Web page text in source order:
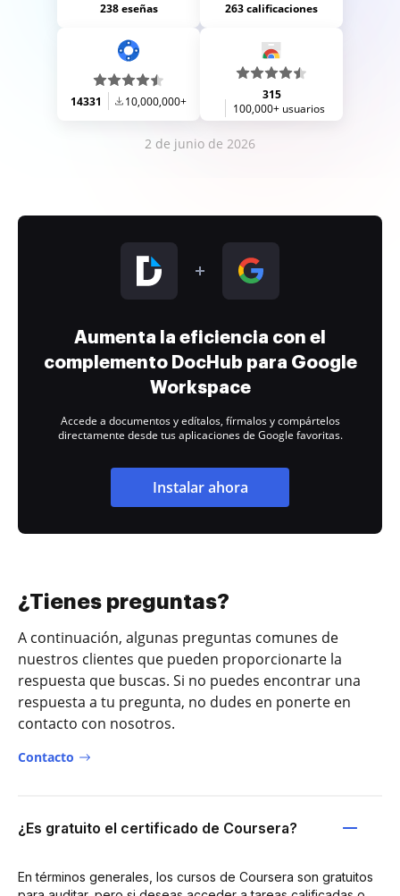
238 eseñas 263 calificaciones
14331 10,000,000+
315
100,000+ usuarios
2 de junio de 2026
Aumenta la eficiencia con el
complemento DocHub para Google
Workspace
Accede a documentos y edítalos, fírmalos y compártelos
directamente desde tus aplicaciones de Google favoritas.
Instalar ahora
¿Tienes preguntas?
A continuación, algunas preguntas comunes de
nuestros clientes que pueden proporcionarte la
respuesta que buscas. Si no puedes encontrar una
respuesta a tu pregunta, no dudes en ponerte en
contacto con nosotros.
Contacto
¿Es gratuito el certificado de Coursera?
En términos generales, los cursos de Coursera son gratuitos